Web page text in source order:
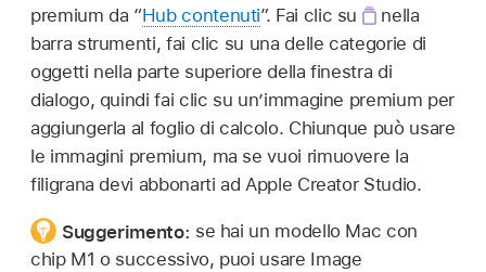
premium da “Hub contenuti”. Fai clic su
nella
barra strumenti, fai clic su una delle categorie di
oggetti nella parte superiore della finestra di
dialogo, quindi fai clic su un’immagine premium per
aggiungerla al foglio di calcolo. Chiunque può usare
le immagini premium, ma se vuoi rimuovere la
filigrana devi abbonarti ad Apple Creator Studio.
Suggerimento: se hai un modello Mac con
chip M1 o successivo, puoi usare Image